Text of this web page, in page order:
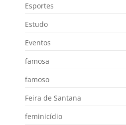
Esportes
Estudo
Eventos
famosa
famoso
Feira de Santana
feminicídio